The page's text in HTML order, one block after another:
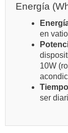
Energía
en
10W
ser